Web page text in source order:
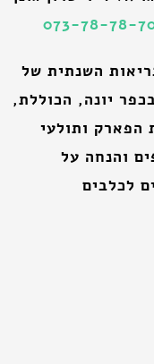
073-78-78-
השנתית של
יונה, הכוללת,
הפארק ותולעי
והנחה על
לכלבים